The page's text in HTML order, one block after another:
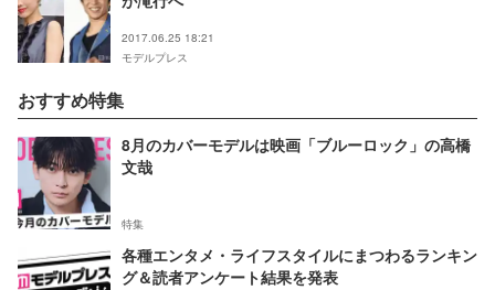
2017.06.25 18:21
モデルプレス
おすすめ特集
8月のカバーモデルは映画「ブルーロック」の高橋
文哉
特集
各種エンタメ・ライフスタイルにまつわるランキン
グ＆読者アンケート結果を発表